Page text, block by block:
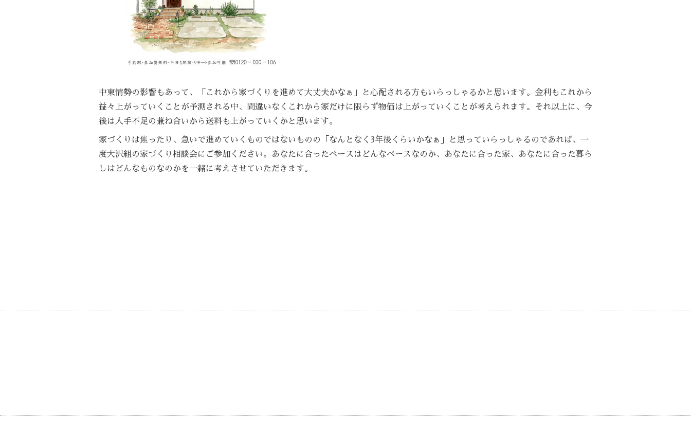
中東情勢の影響もあって、「これから家づくりを進めて大丈夫かなぁ」と心配される方もいらっしゃるかと思います。金利もこれから
益々上がっていくことが予測される中、間違いなくこれから家だけに限らず物価は上がっていくことが考えられます。それ以上に、今
後は人手不足の兼ね合いから送料も上がっていくかと思います。
家づくりは焦ったり、急いで進めていくものではないものの「なんとなく3年後くらいかなぁ」と思っていらっしゃるのであれば、一
度大沢組の家づくり相談会にご参加ください。あなたに合ったペースはどんなペースなのか、あなたに合った家、あなたに合った暮ら
しはどんなものなのかを一緒に考えさせていただきます。